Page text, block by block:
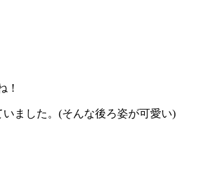
！
いました。(そんな後ろ姿が可愛い)